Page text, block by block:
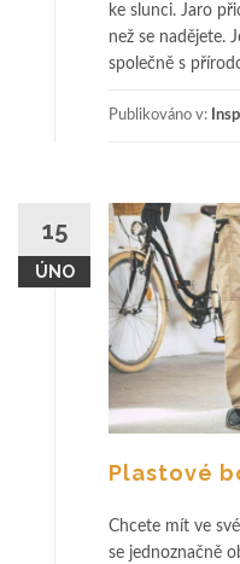
ke slunci. Jaro
než se nadějete.
společně s
Publikováno v:
15
ÚNO
Plastové
Chcete mít ve
se jednoznačně